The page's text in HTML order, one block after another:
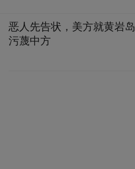
恶人先告状，美方就黄岩岛
污蔑中方